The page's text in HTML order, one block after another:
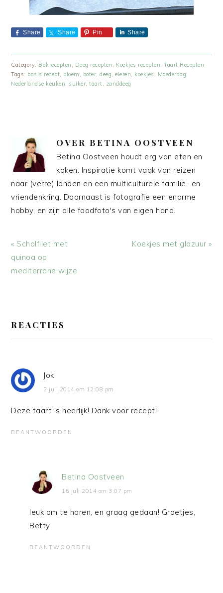
Share Share Pin Share
Category: Bakrecepten , Deeg recepten, Koekjes recepten,Taart Recepten
Tags: basis recept, bloem , boter,deeg,eieren, koekjes , Moederdag,
Nederlandse keuken, suiker,taart, zanddeeg
OVER BETINA OOSTVEEN
Betina Oostveen houdt erg van eten en
koken. Inspiratie komt vaak van reizen
naar (verre) landen en een multiculturele familie- en
vriendenkring. Daarnaast is fotografie een enorme
hobby, en zijn alle foodfoto's van eigen hand.
Vorig
bericht:
« Scholfilet met
quinoa op
mediterrane wijze
Volgend
Koekjes met glazuur »
INTERACTIES
REACTIES
Joki
2 juli 2014 om 12:08 pm
Deze taart is heerlijk! Dank voor recept!
BEANTWOORDEN
Betina Oostveen
15 juli 2014 om 3:07 pm
leuk om te horen, en graag gedaan! Groetjes,
Betty
BEANTWOORDEN